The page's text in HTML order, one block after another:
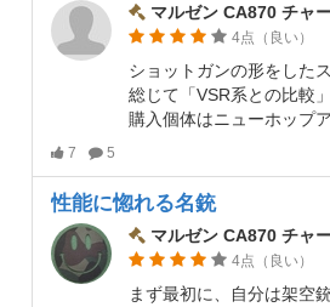
マルゼン CA870 チャ
4点（良い）
総じて「VSR系との比較」そして「スナイパーライ
購入個体はニューホップ
7 5
性能に惚れる名銃
マルゼン CA870 チャ
4点（良い）